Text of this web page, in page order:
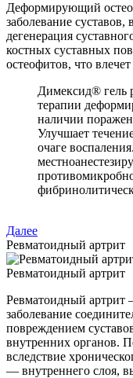
Деформирующий
заболевание
дегенерация
костных суставных
остеофитов, что
Димексид® гель
терапии
наличии
Улучшает
очаге
Далее
Ревматоидный артрит
Ревматоидный артрит
Ревматоидный артрит
заболевание
повреждением
внутренних органов.
вследствие
— внутреннего слоя,